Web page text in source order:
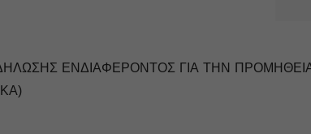
ΕΝΔΙΑΦΕΡΟΝΤΟΣ ΓΙΑ ΤΗΝ ΠΡΟΜΗΘΕΙΑ